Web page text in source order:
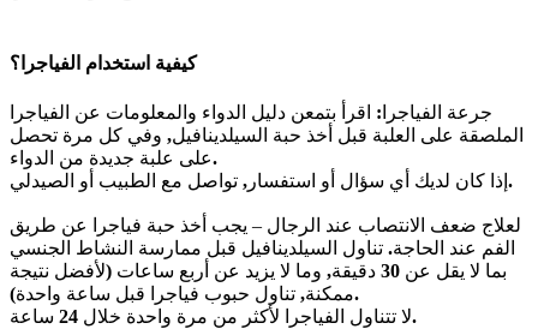
كيفية استخدام الفياجرا؟
جرعة الفياجرا : اقرأ بتمعن دليل الدواء والمعلومات عن الفياجرا
الملصقة على العلبة قبل أخذ حبة السيلدينافيل, وفي كل مرة تحصل
على علبة جديدة من الدواء.
إذا كان لديك أي سؤال أو استفسار , تواصل مع الطبيب أو الصيدلي .
لعلاج ضعف الانتصاب عند الرجال – يجب أخذ حبة فياجرا عن طريق
الفم عند الحاجة. تناول السيلدينافيل قبل ممارسة النشاط الجنسي
بما لا يقل عن 30 دقيقة, وما لا يزيد عن أربع ساعات (لأفضل نتيجة
ممكنة, تناول حبوب فياجرا قبل ساعة واحدة
).
لا تتناول الفياجرا لأكثر من مرة واحدة خلال 24 ساعة .